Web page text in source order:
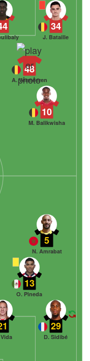
34
J. Bataille
48
A. Vermeeren
10
M. Balikwisha
29
D. Sidibé
13
O. Pineda
5
N. Amrabat